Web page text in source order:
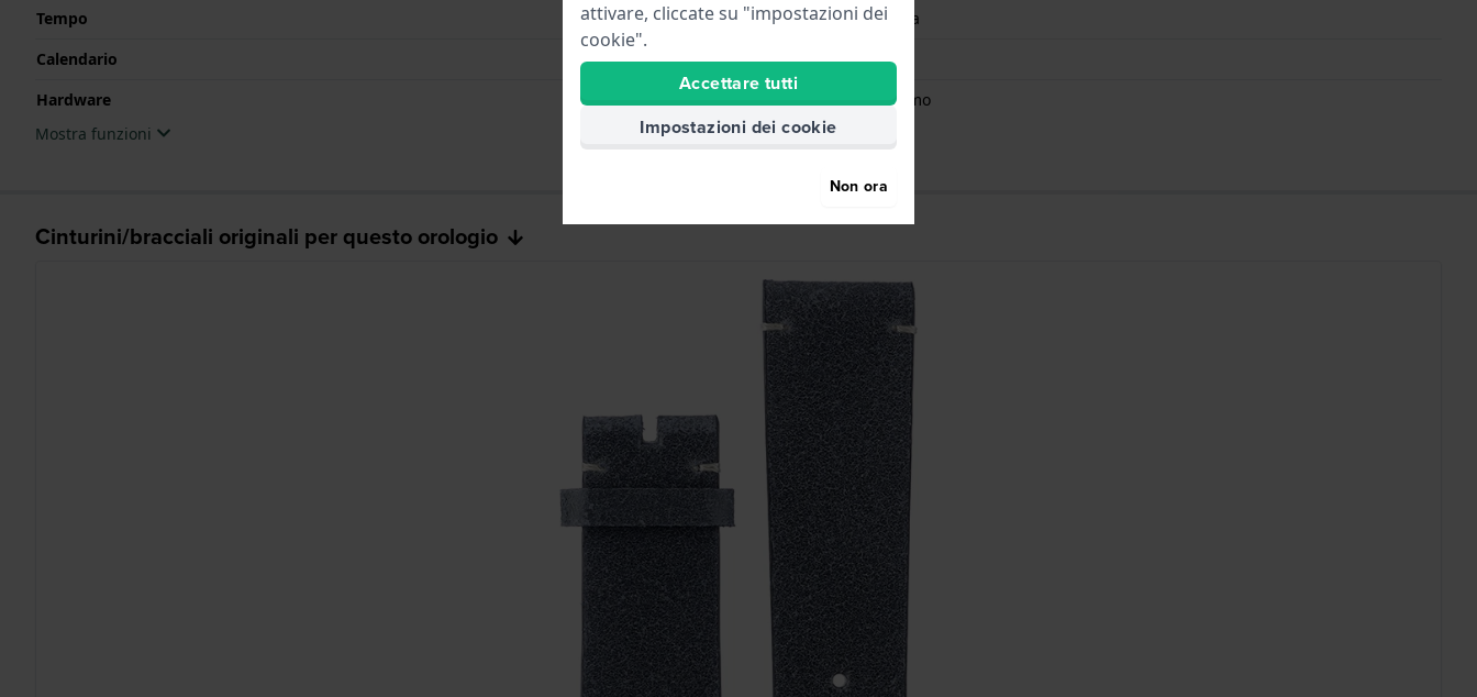
Tempo
Ore - Lancetta analogica
Calendario
Data - Finestra
Hardware
Resistente al megnetismo
Mostra funzioni
Cinturini/bracciali originali per questo orologio
attivare, cliccate su "impostazioni dei
cookie".
Accettare tutti
Impostazioni dei cookie
Non ora